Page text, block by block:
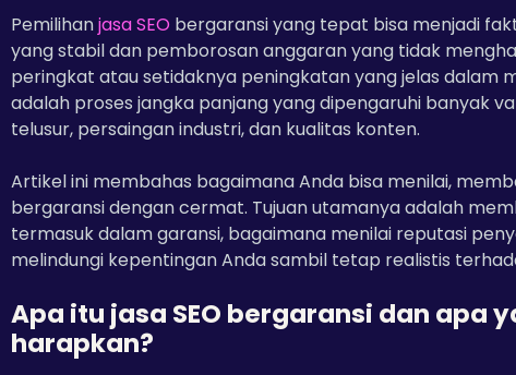
Pemilihanjasa SEO bergaransi yang tepat bisa menjadi
yang stabil dan pemborosan anggaran yang tidak
peringkat atau setidaknya peningkatan yang jelas dalam
adalah proses jangka panjang yang dipengaruhi banyak
telusur, persaingan industri, dan kualitas konten.
Artikel ini membahas bagaimana Anda bisa menilai,
bergaransi dengan cermat. Tujuan utamanya adalah
termasuk dalam garansi, bagaimana menilai reputasi
melindungi kepentingan Anda sambil tetap realistis
Apa itu jasa SEO bergaransi dan apa
harapkan?